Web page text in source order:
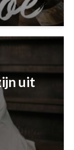
uit